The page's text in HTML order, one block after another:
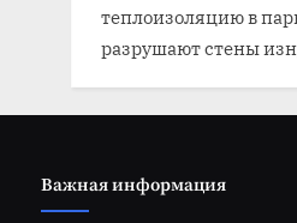
теплоизоляцию в
разрушают стены
Важная информация